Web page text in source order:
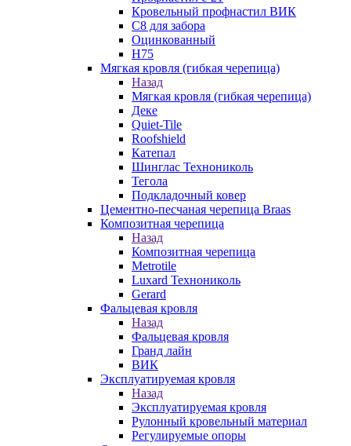
Кровельный профнастил ВИК
С8 для забора
Оцинкованный
Н75
Мягкая кровля (гибкая черепица)
Назад
Мягкая кровля (гибкая черепица)
Деке
Quiet-Tile
Roofshield
Катепал
Шинглас Технониколь
Тегола
Подкладочный ковер
Цементно-песчаная черепица Braas
Композитная черепица
Назад
Композитная черепица
Metrotile
Luxard Технониколь
Gerard
Фальцевая кровля
Назад
Фальцевая кровля
Гранд лайн
ВИК
Эксплуатируемая кровля
Назад
Эксплуатируемая кровля
Рулонный кровельный материал
Регулируемые опоры